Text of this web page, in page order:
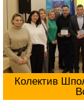
Колектив